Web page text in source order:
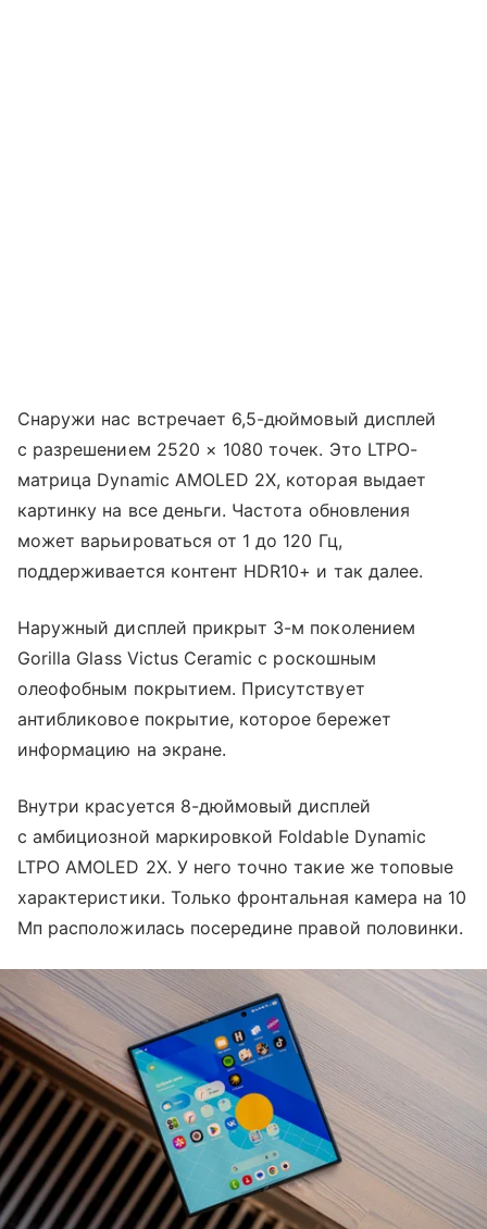
Снаружи нас встречает 6,5-дюймовый дисплей
с разрешением 2520 × 1080 точек. Это LTPO-
матрица Dynamic AMOLED 2X, которая выдает
картинку на все деньги. Частота обновления
может варьироваться от 1 до 120 Гц,
поддерживается контент HDR10+ и так далее.
Наружный дисплей прикрыт 3-м поколением
Gorilla Glass Victus Ceramic с роскошным
олеофобным покрытием. Присутствует
антибликовое покрытие, которое бережет
информацию на экране.
Внутри красуется 8-дюймовый дисплей
с амбициозной маркировкой Foldable Dynamic
LTPO AMOLED 2X. У него точно такие же топовые
характеристики. Только фронтальная камера на 10
Мп расположилась посередине правой половинки.